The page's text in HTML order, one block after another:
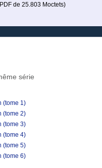
de 25.803 Moctets)
série
(tome 1)
(tome 2)
(tome 3)
(tome 4)
(tome 5)
(tome 6)